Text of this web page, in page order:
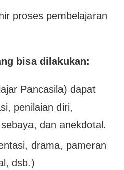
proses pembelajaran
bisa dilakukan:
Pancasila) dapat
penilaian diri,
dan anekdotal.
drama, pameran
dsb.)